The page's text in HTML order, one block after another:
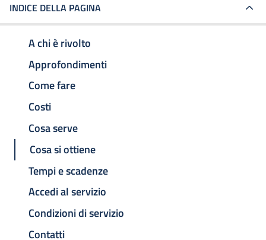
INDICE DELLA PAGINA
A chi è rivolto
Approfondimenti
Come fare
Costi
Cosa serve
Cosa si ottiene
Tempi e scadenze
Accedi al servizio
Condizioni di servizio
Contatti